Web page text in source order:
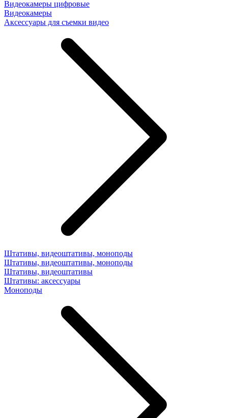
Видеокамеры цифровые
Видеокамеры
Аксессуары для съемки видео
Штативы, видеоштативы, моноподы
Штативы, видеоштативы, моноподы
Штативы, видеоштативы
Штативы: аксессуары
Моноподы